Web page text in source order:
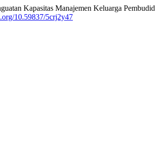
Kapasitas Manajemen Keluarga
10.59837/5crj2y47